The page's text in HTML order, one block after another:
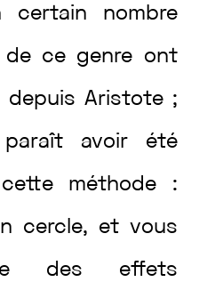
certain nombre
de ce genre ont
depuis Aristote ;
paraît avoir été
cette méthode :
cercle, et vous
des effets